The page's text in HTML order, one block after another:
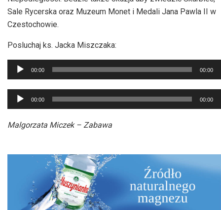
Sale Rycerska oraz Muzeum Monet i Medali Jana Pawla II w
Czestochowie.
Posluchaj ks. Jacka Miszczaka:
Odtwarzacz
plików
dźwiękowych
00:00 00:00
Odtwarzacz
plików
dźwiękowych
00:00 00:00
Malgorzata Miczek – Zabawa